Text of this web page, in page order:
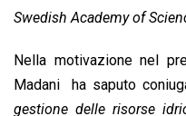
Swedish Academy of
Nella motivazione nel
Madani ha saputo
gestione delle risorse